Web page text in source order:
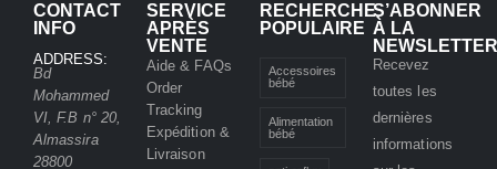
CONTACT
INFO
ADDRESS:
Bd
Mohammed
VI, F.B n° 20,
Almassira
28800
SERVICE
APRÈS
VENTE
Aide & FAQs
Order
Tracking
Expédition &
Livraison
RECHERCHE
POPULAIRE
Accessoires
bébé
Alimentation
bébé
S’ABONNER
À LA
NEWSLETTER
Recevez
toutes les
dernières
informations